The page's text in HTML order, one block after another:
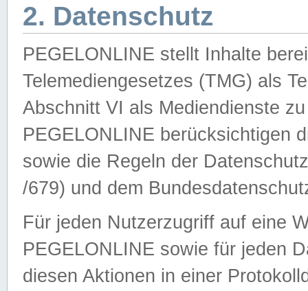
2. Datenschutz
PEGELONLINE stellt Inhalte
Telemediengesetzes (TMG) als
Abschnitt VI als Mediendienste
PEGELONLINE berücksichtigen
sowie die Regeln der
/679) und dem
Für jeden Nutzerzugriff auf eine
PEGELONLINE sowie für jeden
diesen Aktionen in einer